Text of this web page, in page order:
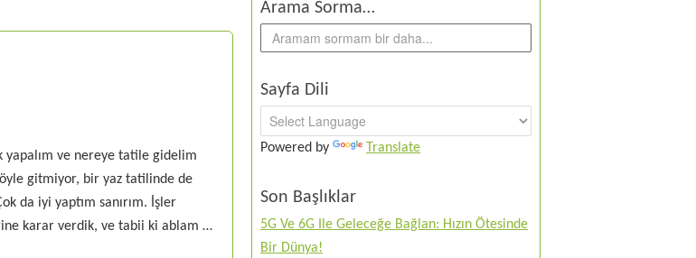
yapalım ve nereye tatile gidelim
gitmiyor, bir yaz tatilinde de
da iyi yaptım sanırım. İşler
karar verdik, ve tabii ki ablam …
Arama Sorma…
Sayfa Dili
Powered by Translate
Son Başlıklar
5G Ve 6G Ile Geleceğe Bağlan: Hızın Ötesinde
Bir Dünya!